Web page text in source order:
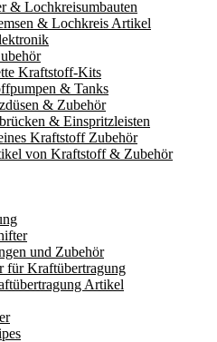
& Lochkreisumbauten
& Lochkreis Artikel
Kraftstoff-Kits
& Tanks
& Zubehör
& Einspritzleisten
Kraftstoff Zubehör
von Kraftstoff & Zubehör
und Zubehör
für Kraftübertragung
Artikel